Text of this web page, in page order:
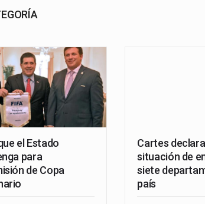
el Estado
para
de Copa
Cartes
situación de
siete
país